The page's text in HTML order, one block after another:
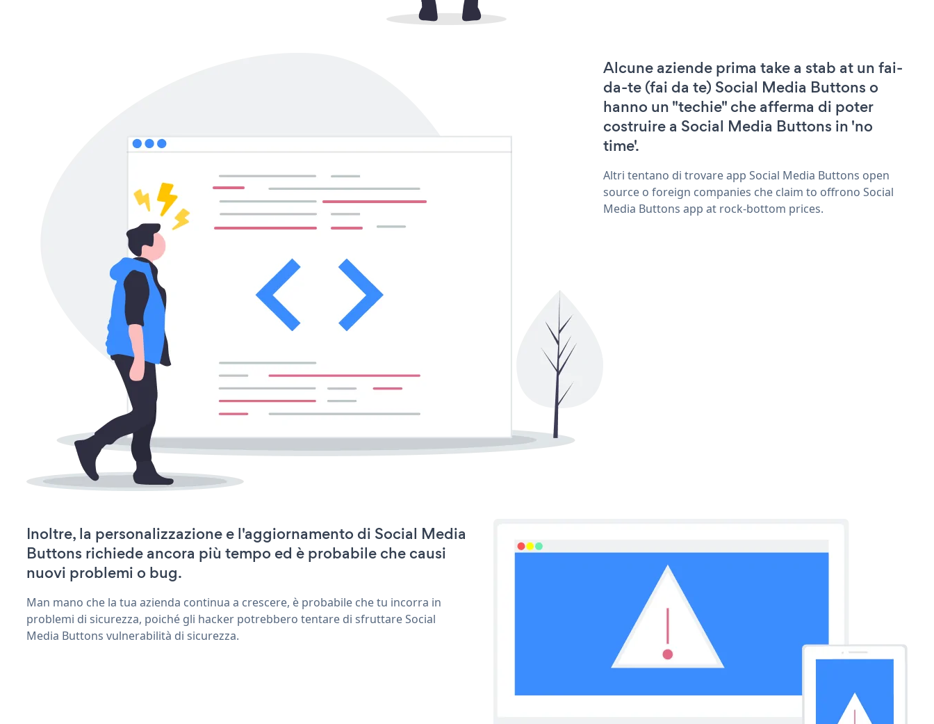
Alcune aziende prima take a stab at un fai-
da-te (fai da te) Social Media Buttons o
hanno un "techie" che afferma di poter
costruire a Social Media Buttons in 'no
time'.
Altri tentano di trovare app Social Media Buttons open
source o foreign companies che claim to offrono Social
Media Buttons app at rock-bottom prices.
Inoltre, la personalizzazione e l'aggiornamento di Social Media
Buttons richiede ancora più tempo ed è probabile che causi
nuovi problemi o bug.
Man mano che la tua azienda continua a crescere, è probabile che tu incorra in
problemi di sicurezza, poiché gli hacker potrebbero tentare di sfruttare Social
Media Buttons vulnerabilità di sicurezza.